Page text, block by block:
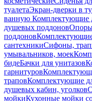
туалетаЭкран-дверки в
ванную Комплектующие
душевых поддонов
поддонов
сантехникиСифоны,
умывальников, моек
бидеБачки для унитазов
гарнитуров
траповКомплектующие
душевых кабин, уголков
мойкиКухонные мойки